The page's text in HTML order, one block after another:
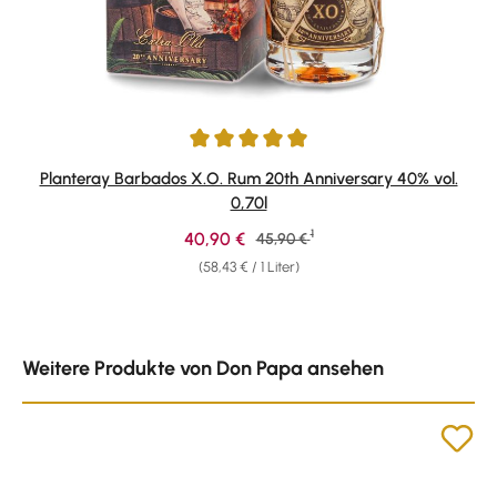
Durchschnittliche Bewertung von 4.91 von 5 Sternen
Planteray Barbados X.O. Rum 20th Anniversary 40% vol.
0,70l
(58,43 € / 1 Liter)
Verkaufspreis:
40,90 € Regulärer Preis:
45,90 € 1
Weitere Produkte von Don Papa ansehen